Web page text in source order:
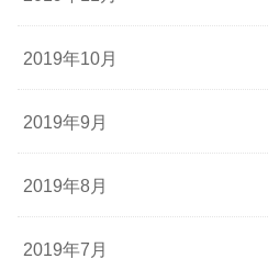
2019年10月
2019年9月
2019年8月
2019年7月